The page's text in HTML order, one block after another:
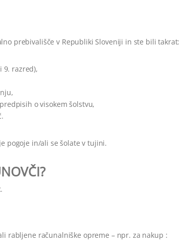
prebivališče v Republiki Sloveniji in ste bili takrat:
9. razred),
o visokem šolstvu,
pogoje in/ali se šolate v tujini.
.
rabljene računalniške opreme – npr. za nakup :